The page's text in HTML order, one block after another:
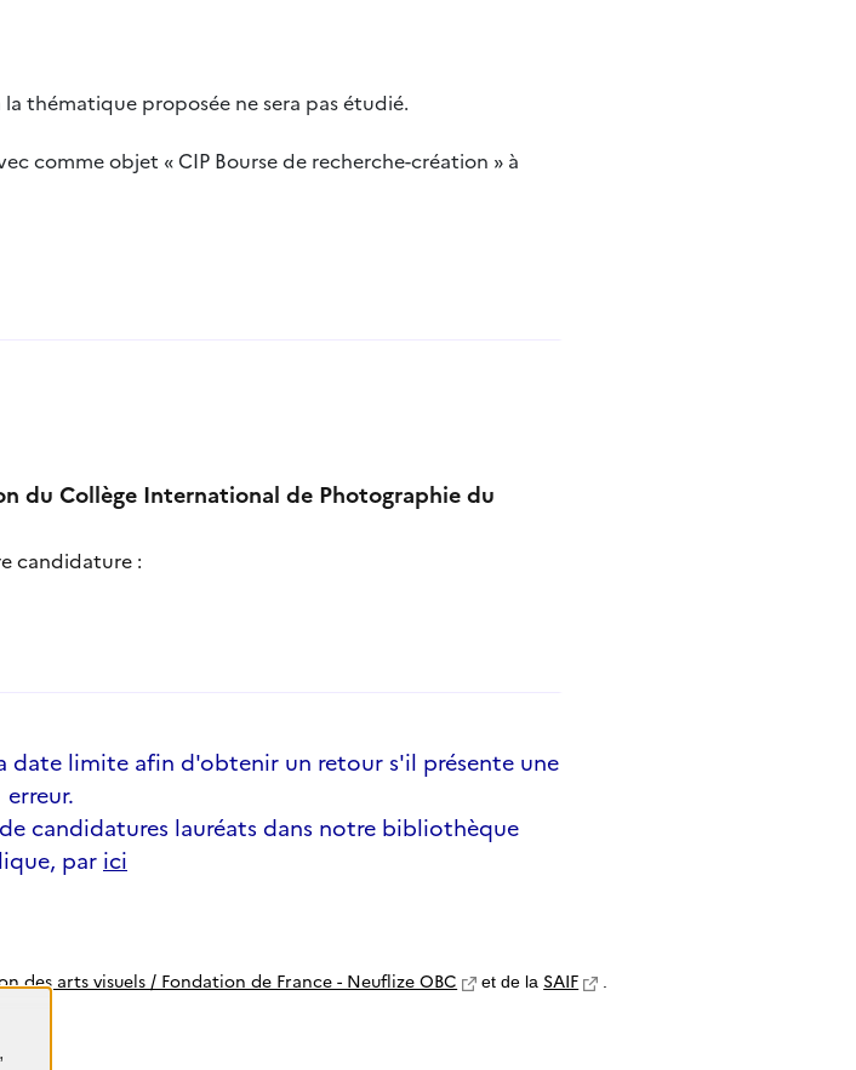
thématique proposée ne sera pas étudié.
comme objet « CIP Bourse de recherche-création » à
du Collège International de Photographie du
candidature :
date limite afin d'obtenir un retour s'il présente une
erreur.
candidatures lauréats dans notre bibliothèque
par ici
des arts visuels / Fondation de France - Neuflize OBC et de la SAIF .